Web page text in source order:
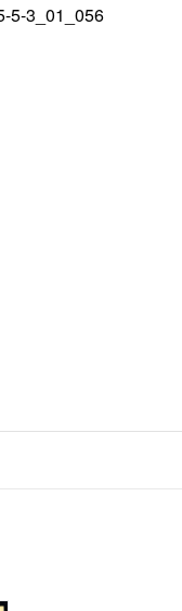
5-3_01_056